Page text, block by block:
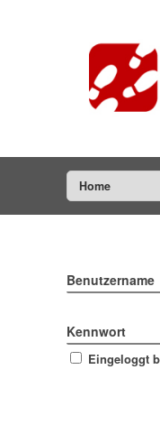
Home
Benutzername
Kennwort
Eingeloggt